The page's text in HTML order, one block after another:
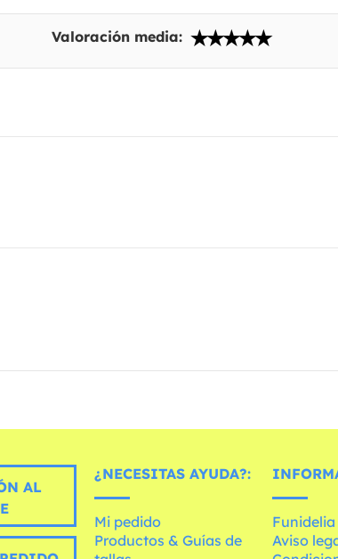
Valoración media:
AL
¿NECESITAS AYUDA?:
Mi pedido
Productos & Guías de
Aviso